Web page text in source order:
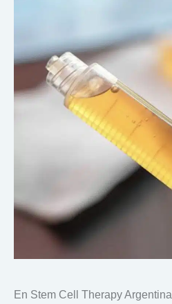
En Stem Cell Therapy Argentina